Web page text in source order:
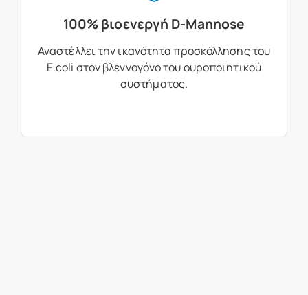
100% βιοενεργή D-Mannose
Αναστέλλει την ικανότητα προσκόλλησης του
E.coli στον βλεννογόνο του ουροποιητικού
συστήματος.